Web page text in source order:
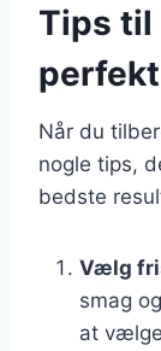
Tips til
Når du
nogle tips,
bedste
Vælg
smag
at